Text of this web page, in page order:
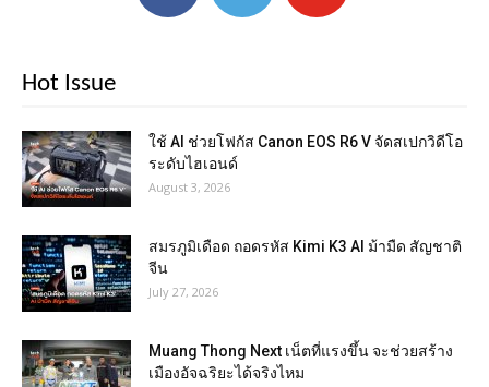
Hot Issue
ใช้ AI ช่วยโฟกัส Canon EOS R6 V จัดสเปกวิดีโอ
ระดับไฮเอนด์
August 3, 2026
สมรภูมิเดือด ถอดรหัส Kimi K3 AI ม้ามืด สัญชาติ
จีน
July 27, 2026
Muang Thong Next เน็ตที่แรงขึ้น จะช่วยสร้าง
เมืองอัจฉริยะได้จริงไหม